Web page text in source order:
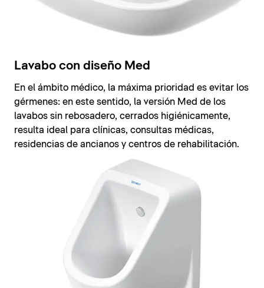
Lavabo con diseño Med
En el ámbito médico, la máxima prioridad es evitar los
gérmenes: en este sentido, la versión Med de los
lavabos sin rebosadero, cerrados higiénicamente,
resulta ideal para clínicas, consultas médicas,
residencias de ancianos y centros de rehabilitación.